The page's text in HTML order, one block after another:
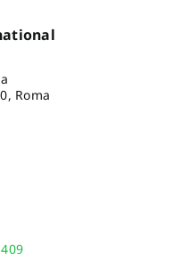
Roma